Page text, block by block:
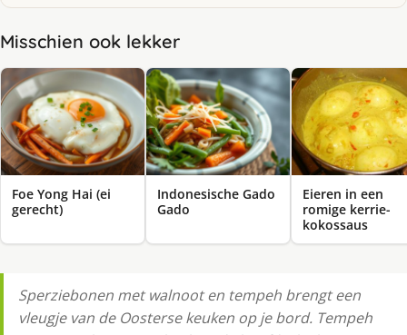
Misschien ook lekker
Foe Yong Hai (ei
gerecht)
Indonesische Gado
Gado
Eieren in een
romige kerrie-
kokossaus
Sperziebonen met walnoot en tempeh brengt een
vleugje van de Oosterse keuken op je bord. Tempeh